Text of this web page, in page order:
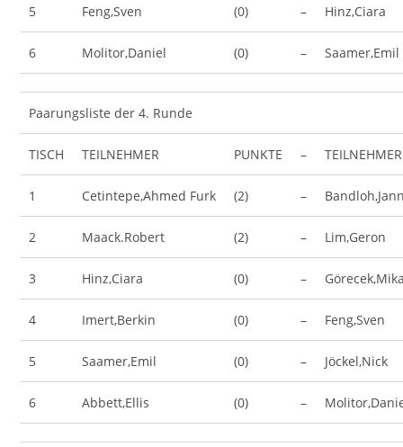
5 Feng,Sven (0) – Hinz,Ciara
6 Molitor,Daniel (0) – Saamer,Emil
Paarungsliste der 4. Runde
TISCH TEILNEHMER PUNKTE – TEILNEHMER
1 Cetintepe,Ahmed Furk (2) –
2 Maack.Robert (2) – Lim,Geron
3 Hinz,Ciara (0) –
4 Imert,Berkin (0) – Feng,Sven
5 Saamer,Emil (0) – Jöckel,Nick
6 Abbett,Ellis (0) –